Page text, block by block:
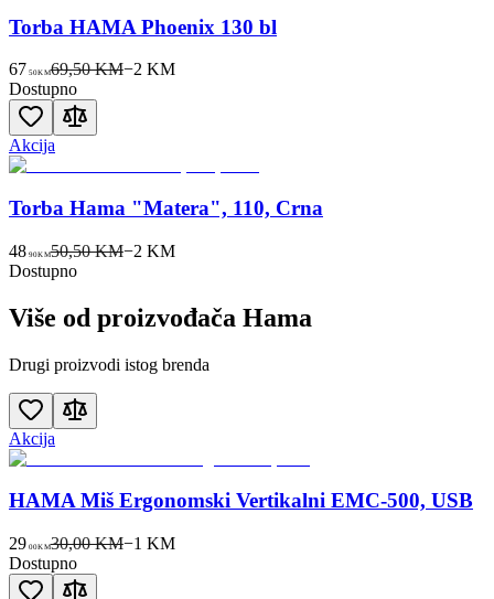
Torba HAMA Phoenix 130 bl
67 50KM69,50 KM−2 KM
Dostupno
Akcija
Torba Hama "Matera", 110, Crna
48 90KM50,50 KM−2 KM
Dostupno
Više od proizvođača Hama
Drugi proizvodi istog brenda
Akcija
HAMA Miš Ergonomski Vertikalni EMC-500, USB
29 00KM30,00 KM−1 KM
Dostupno